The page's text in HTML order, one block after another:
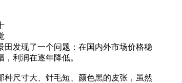
发现了一个问题：在国内外市场价格稳
利润在逐年降低。
尺寸大、针毛短、颜色黑的皮张，虽然